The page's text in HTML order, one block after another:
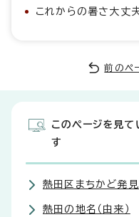
これからの暑さ大丈
前のペ
このページを見て
す
熱田区まちかど発
熱田の地名（由来）